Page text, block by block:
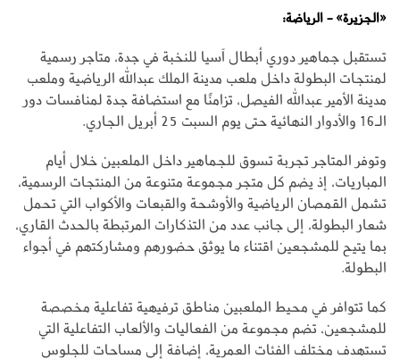
«الجزيرة» - الرياضة:
تستقبل جماهير دوري أبطال آسيا للنخبة في جدة، متاجر رسمية
لمنتجات البطولة داخل ملعب مدينة الملك عبدالله الرياضية وملعب
مدينة الأمير عبدالله الفيصل، تزامنًا مع استضافة جدة لمنافسات دور
الـ16 والأدوار النهائية حتى يوم السبت 25 أبريل الجاري.
وتوفر المتاجر تجربة تسوق للجماهير داخل الملعبين خلال أيام
المباريات، إذ يضم كل متجر مجموعة متنوعة من المنتجات الرسمية،
تشمل القمصان الرياضية والأوشحة والقبعات والأكواب التي تحمل
شعار البطولة، إلى جانب عدد من التذكارات المرتبطة بالحدث القاري،
بما يتيح للمشجعين اقتناء ما يوثق حضورهم ومشاركتهم في أجواء
البطولة.
كما تتوافر في محيط الملعبين مناطق ترفيهية تفاعلية مخصصة
للمشجعين، تضم مجموعة من الفعاليات والألعاب التفاعلية التي
تستهدف مختلف الفئات العمرية، إضافة إلى مساحات للجلوس